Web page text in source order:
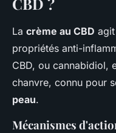
La crème au CBD
propriétés anti-
CBD, ou cannabidiol,
chanvre, connu pour
peau.
Mécanismes